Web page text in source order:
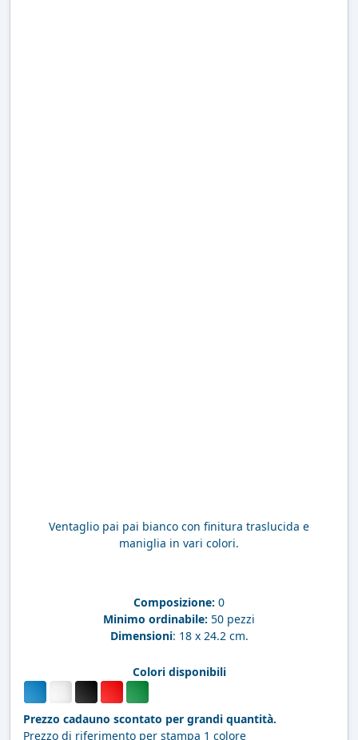
Ventaglio pai pai bianco con finitura traslucida e
maniglia in vari colori.
Composizione: 0
Minimo ordinabile: 50 pezzi
Dimensioni: 18 x 24.2 cm.
Colori disponibili
Prezzo cadauno scontato per grandi quantità.
Prezzo di riferimento per stampa 1 colore